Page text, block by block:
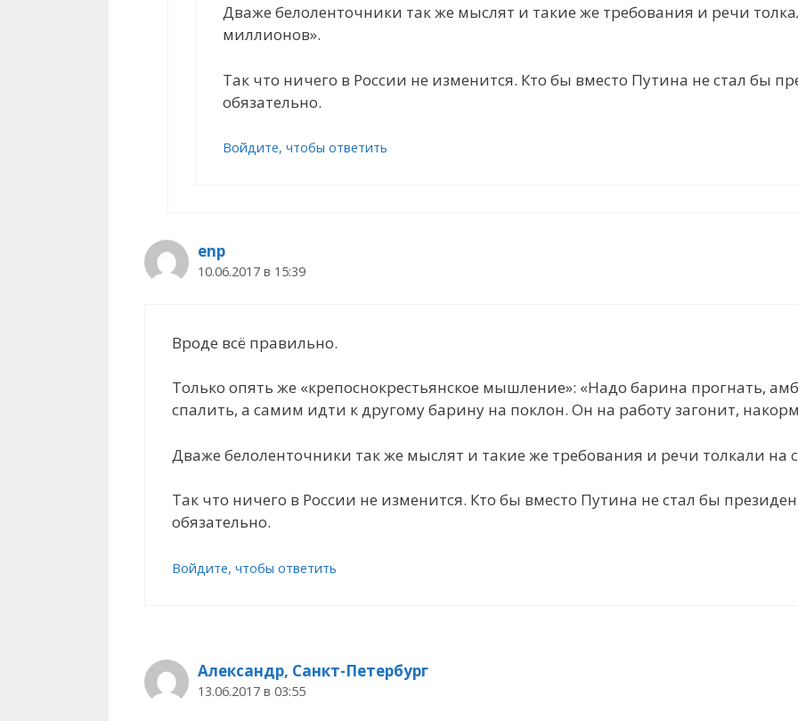
Дваже белоленточники так же мыслят и такие же требования и речи
миллионов».
Так что ничего в России не изменится. Кто бы вместо Путина не стал бы
обязательно.
Войдите, чтобы ответить
enp
10.06.2017 в 15:39
Вроде всё правильно.
Только опять же «крепоснокрестьянское мышление»: «Надо барина прогнать,
спалить, а самим идти к другому барину на поклон. Он на работу загонит,
Дваже белоленточники так же мыслят и такие же требования и речи толкали
Так что ничего в России не изменится. Кто бы вместо Путина не стал бы
обязательно.
Войдите, чтобы ответить
Александр, Санкт-Петербург
13.06.2017 в 03:55